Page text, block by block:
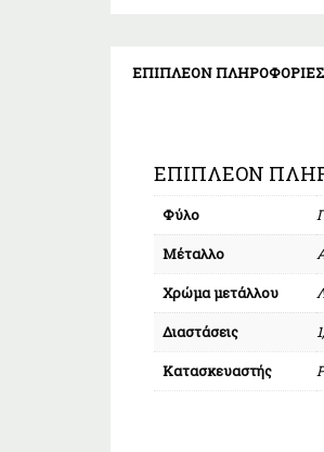
ΕΠΙΠΛΈΟΝ ΠΛΗΡΟΦΟΡΊΕΣ
ΕΠΙΠΛΈΟΝ
Φύλο
Μέταλλο
Χρώμα μετάλλου
Διαστάσεις
Κατασκευαστής